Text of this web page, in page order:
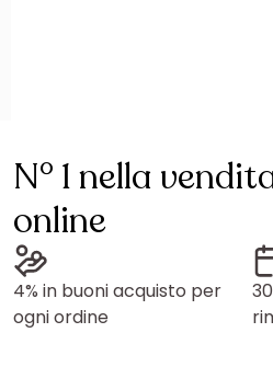
N° 1 nella
online
4% in buoni acquisto per
ogni ordine